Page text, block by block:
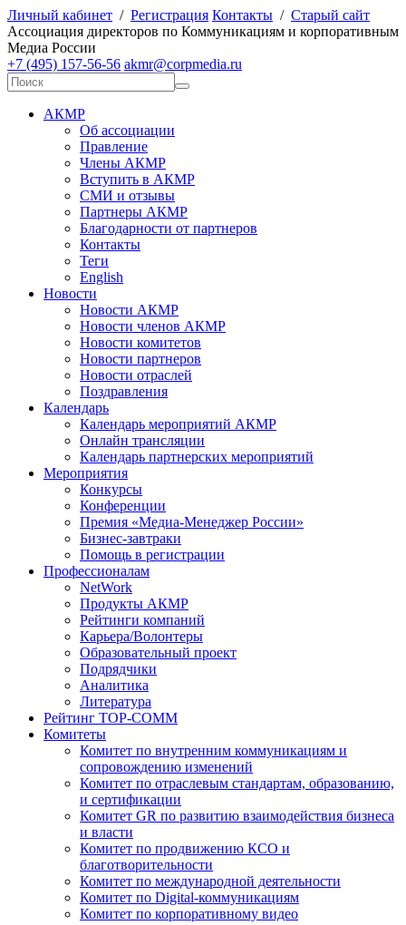
Личный кабинет / Регистрация Контакты / Старый сайт
Ассоциация директоров по Коммуникациям и корпоративным
Медиа России
+7 (495) 157-56-56 akmr@corpmedia.ru
АКМР
Об ассоциации
Правление
Члены АКМР
Вступить в АКМР
СМИ и отзывы
Партнеры АКМР
Благодарности от партнеров
Контакты
Теги
English
Новости
Новости АКМР
Новости членов АКМР
Новости комитетов
Новости партнеров
Новости отраслей
Поздравления
Календарь
Календарь мероприятий АКМР
Онлайн трансляции
Календарь партнерских мероприятий
Мероприятия
Конкурсы
Конференции
Премия «Медиа-Менеджер России»
Бизнес-завтраки
Помощь в регистрации
Профессионалам
NetWork
Продукты АКМР
Рейтинги компаний
Карьера/Волонтеры
Образовательный проект
Подрядчики
Аналитика
Литература
Рейтинг TOP-COMM
Комитеты
Комитет по внутренним коммуникациям и
сопровождению изменений
Комитет по отраслевым стандартам, образованию,
и сертификации
Комитет GR по развитию взаимодействия бизнеса
и власти
Комитет по продвижению КСО и
благотворительности
Комитет по международной деятельности
Комитет по Digital-коммуникациям
Комитет по корпоративному видео